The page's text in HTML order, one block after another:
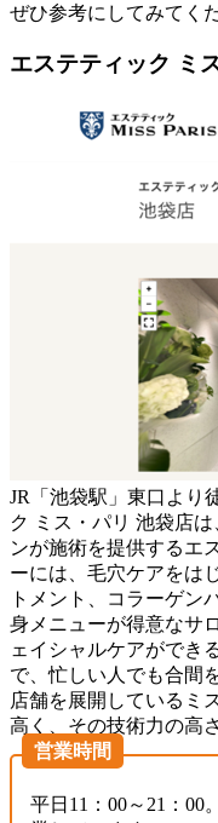
ぜひ参考にしてみてく
エステティック ミ
JR「池袋駅」東口より
ク ミス・パリ 池袋店
ンが施術を提供するエ
ーには、毛穴ケアをは
トメント、コラーゲン
身メニューが得意なサ
ェイシャルケアができ
で、忙しい人でも合間
店舗を展開しているミ
高く、その技術力の高
営業時間
平日11：00～21：00